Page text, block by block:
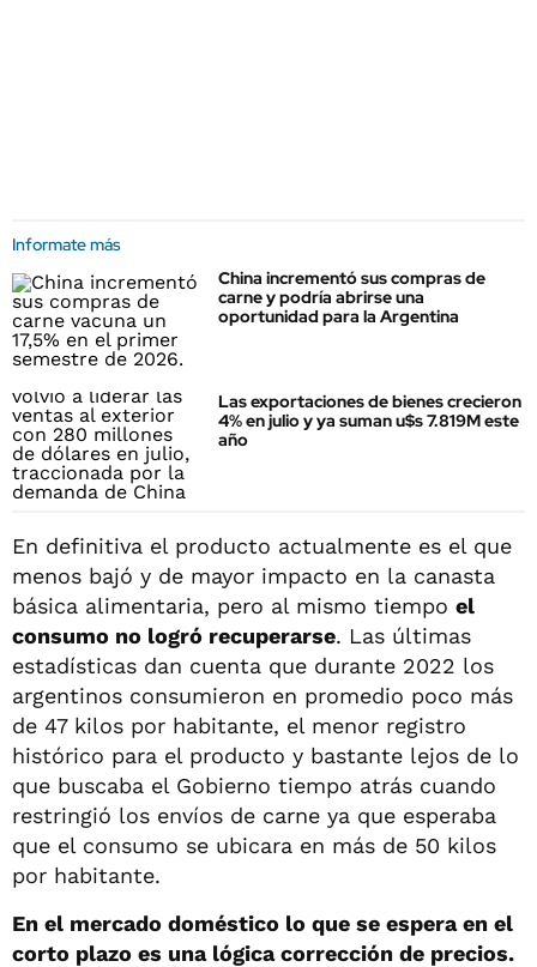
Informate más
China incrementó sus compras de
carne y podría abrirse una
oportunidad para la Argentina
Las exportaciones de bienes crecieron
4% en julio y ya suman u$s 7.819M este
año
En definitiva el producto actualmente es el que
menos bajó y de mayor impacto en la canasta
básica alimentaria, pero al mismo tiempo el
consumo no logró recuperarse. Las últimas
estadísticas dan cuenta que durante 2022 los
argentinos consumieron en promedio poco más
de 47 kilos por habitante, el menor registro
histórico para el producto y bastante lejos de lo
que buscaba el Gobierno tiempo atrás cuando
restringió los envíos de carne ya que esperaba
que el consumo se ubicara en más de 50 kilos
por habitante.
En el mercado doméstico lo que se espera en el
corto plazo es una lógica corrección de precios.